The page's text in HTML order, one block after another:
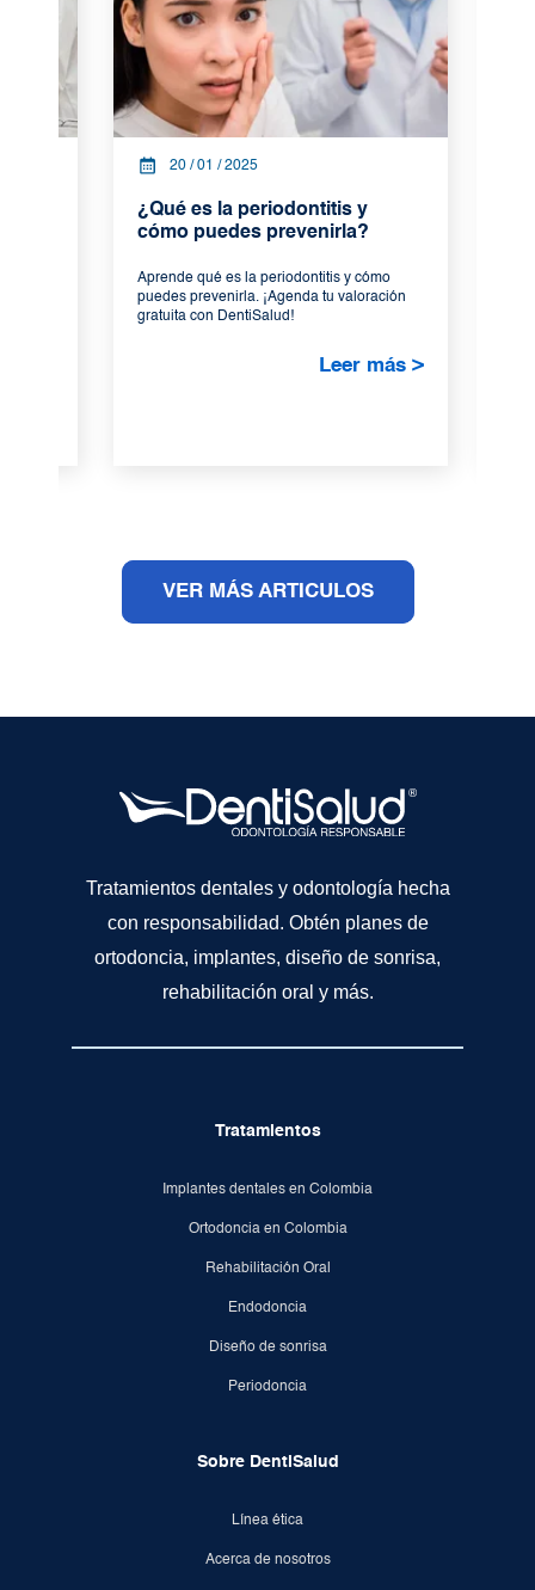
20 / 01 / 2025
¿Qué es la periodontitis y
cómo puedes prevenirla?
Aprende qué es la periodontitis y cómo
puedes prevenirla. ¡Agenda tu valoración
gratuita con DentiSalud!
Leer más >
VER MÁS ARTICULOS
Tratamientos dentales y odontología hecha
con responsabilidad. Obtén planes de
ortodoncia, implantes, diseño de sonrisa,
rehabilitación oral y más.
Tratamientos
Implantes dentales en Colombia
Ortodoncia en Colombia
Rehabilitación Oral
Endodoncia
Diseño de sonrisa
Periodoncia
Sobre DentiSalud
Línea ética
Acerca de nosotros